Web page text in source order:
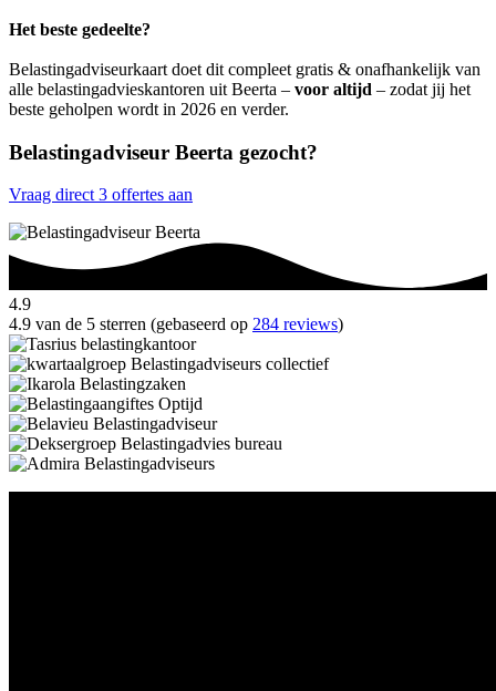
Het beste gedeelte?
Belastingadviseurkaart doet dit compleet gratis & onafhankelijk van
alle belastingadvieskantoren uit Beerta – voor altijd – zodat jij het
beste geholpen wordt in 2026 en verder.
Belastingadviseur Beerta gezocht?
Vraag direct 3 offertes aan
4.9
4.9 van de 5 sterren (gebaseerd op 284 reviews)